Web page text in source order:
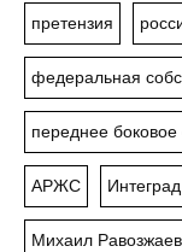
претензия
федеральная
переднее боковое
АРЖС Интеград
Михаил Равозжаев